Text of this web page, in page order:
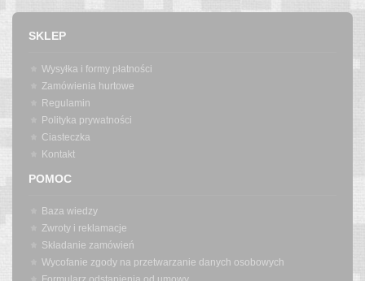
SKLEP
Wysyłka i formy płatności
Zamówienia hurtowe
Regulamin
Polityka prywatności
Ciasteczka
Kontakt
POMOC
Baza wiedzy
Zwroty i reklamacje
Składanie zamówień
Wycofanie zgody na przetwarzanie danych osobowych